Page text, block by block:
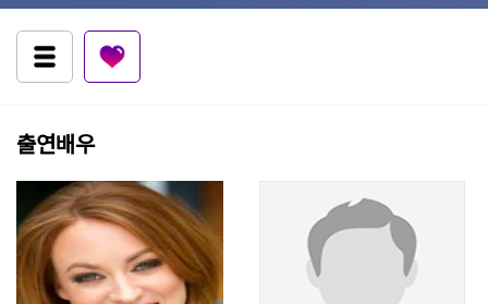
출연배우